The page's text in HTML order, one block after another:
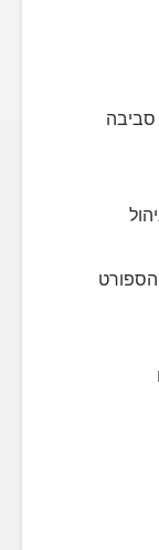
סביבה
הספורט